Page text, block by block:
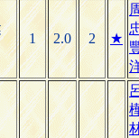
1 2.0 2 ★